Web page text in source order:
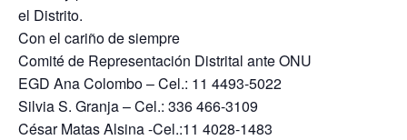
el Distrito.
Con el cariño de siempre
Comité de Representación Distrital ante ONU
EGD Ana Colombo – Cel.: 11 4493-5022
Silvia S. Granja – Cel.: 336 466-3109
César Matas Alsina -Cel.:11 4028-1483